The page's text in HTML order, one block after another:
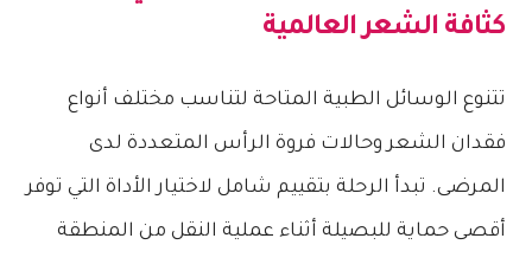
كثافة الشعر العالمية
تتنوع الوسائل الطبية المتاحة لتناسب مختلف أنواع
فقدان الشعر وحالات فروة الرأس المتعددة لدى
المرضى. تبدأ الرحلة بتقييم شامل لاختيار الأداة التي توفر
أقصى حماية للبصيلة أثناء عملية النقل من المنطقة